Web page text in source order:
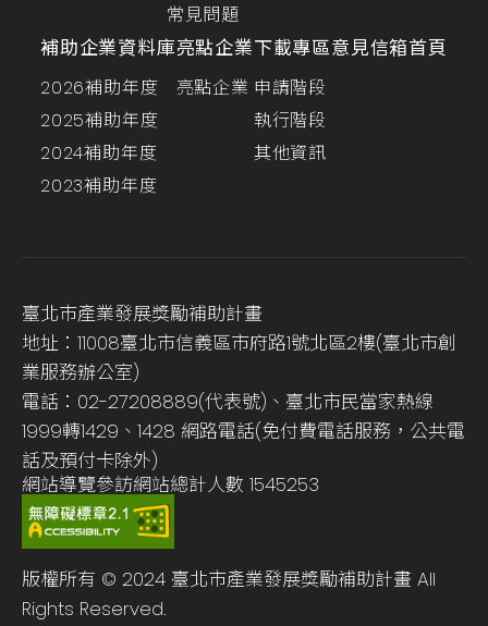
常見問題
補助企業資料庫
2026補助年度
2025補助年度
2024補助年度
2023補助年度
亮點企業
亮點企業
下載專區
申請階段
執行階段
其他資訊
意見信箱首頁
臺北市產業發展獎勵補助計畫
地址：11008臺北市信義區市府路1號北區2樓(臺北市創
業服務辦公室)
電話：02-27208889(代表號)、臺北市民當家熱線
1999轉1429、1428 網路電話(免付費電話服務，公共電
話及預付卡除外)
網站導覽參訪網站總計人數 1545253
版權所有 © 2024 臺北市產業發展獎勵補助計畫 All
Rights Reserved.